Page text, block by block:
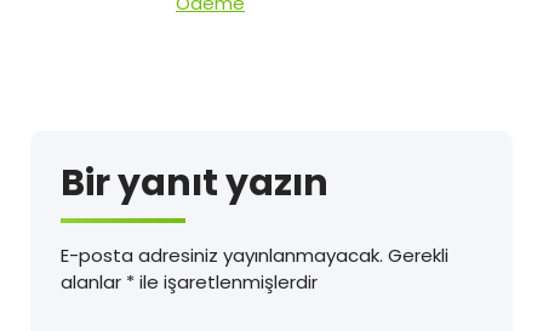
Bir yanıt yazın
E-posta adresiniz yayınlanmayacak. Gerekli
alanlar *ile işaretlenmişlerdir